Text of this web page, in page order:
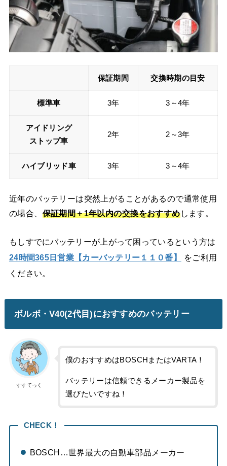
保証期間 交換時期の目安
標準車 3年 3～4年
アイドリング
ストップ車
2年 2～3年
ハイブリッド車 3年 3～4年
近年のバッテリーは突然上がることがあるので通常使用
の場合、 保証期間＋1年以内の交換をおすすめします。
もしすでにバッテリーが上がって困っているという方は
24時間365日営業【カーバッテリー１１０番】
をご利用
ください。
ボルボ・V40(2代目)におすすめのバッテリー
すすてっく
僕のおすすめはBOSCHまたはVARTA！
バッテリーは信頼できるメーカー製品を
選びたいですね！
CHECK！
BOSCH…世界最大の自動車部品メーカー